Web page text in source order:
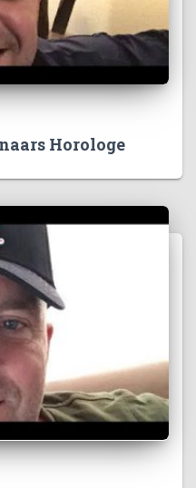
Horologe